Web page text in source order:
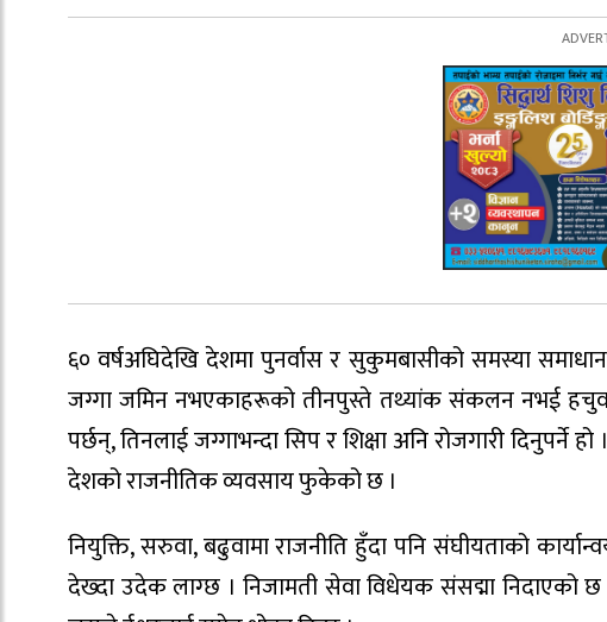
६० वर्षअघिदेखि देशमा पुनर्वास र सुकुमबासीको समस्या
जग्गा जमिन नभएकाहरूको तीनपुस्ते तथ्यांक संकलन नभई
पर्छन्, तिनलाई जग्गाभन्दा सिप र शिक्षा अनि रोजगारी
देशको राजनीतिक व्यवसाय फुकेको छ ।
नियुक्ति, सरुवा, बढुवामा राजनीति हुँदा पनि संघीयताको
देख्दा उदेक लाग्छ । निजामती सेवा विधेयक संसद्मा निदाएको